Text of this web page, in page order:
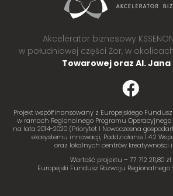
Akcelerator biznesowy
w południowej części Żor, w
Towarowej oraz Al. Jana
Projekt współfinansowany z Europejskiego
w ramach Regionalnego Programu Operacyjnego
na lata 2014-2020 (Priorytet I Nowoczesna
ekosystemu innowacji, Poddziałanie 1.4.2
oraz lokalnych centrów kreatywności
Wartość projektu – 77 712 211,80
Europejski Fundusz Rozwoju Regionalnego